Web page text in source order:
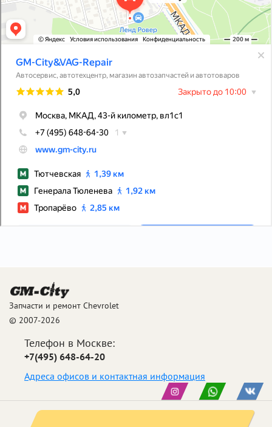
Запчасти и ремонт Chevrolet
© 2007-2026
Телефон в Москве:
+7(495) 648-64-20
Адреса офисов и контактная информация